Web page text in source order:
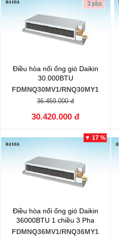
Điều hòa nối ống gió Daikin
30.000BTU
FDMNQ30MV1/RNQ30MY1
36.459.000 đ
30.420.000 đ
▼ 17 %
Điều hòa nối ống gió Daikin
36000BTU 1 chiều 3 Pha
FDMNQ36MV1/RNQ36MY1